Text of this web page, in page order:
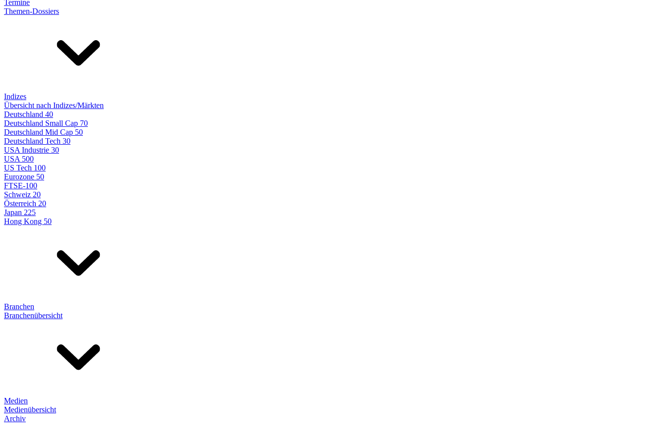
Termine
Themen-Dossiers
Indizes
Übersicht nach Indizes/Märkten
Deutschland 40
Deutschland Small Cap 70
Deutschland Mid Cap 50
Deutschland Tech 30
USA Industrie 30
USA 500
US Tech 100
Eurozone 50
FTSE-100
Schweiz 20
Österreich 20
Japan 225
Hong Kong 50
Branchen
Branchenübersicht
Medien
Medienübersicht
Archiv